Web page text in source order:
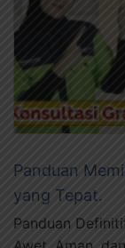
Panduan
yang Tepat.
Panduan